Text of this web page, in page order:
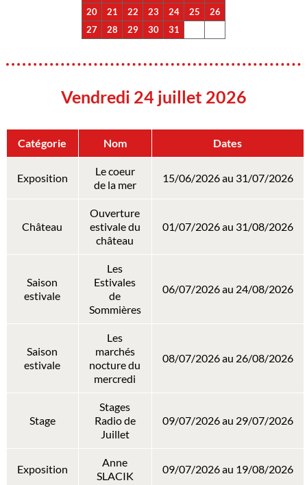
20
21 22 23 24 25
26
27
28 29 30 31
Vendredi 24 juillet 2026
Catégorie Nom Dates
Exposition
Le coeur
de la mer
15/06/2026 au 31/07/2026
Château
Ouverture
estivale du
château
01/07/2026 au 31/08/2026
Saison
estivale
Les
Estivales
de
Sommières
06/07/2026 au 24/08/2026
Saison
estivale
Les
marchés
nocture du
mercredi
08/07/2026 au 26/08/2026
Stage
Stages
Radio de
Juillet
09/07/2026 au 29/07/2026
Exposition
Anne
SLACIK
09/07/2026 au 19/08/2026